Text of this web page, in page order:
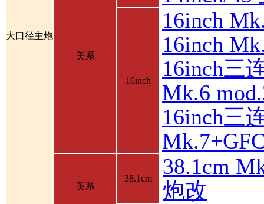
大口径主炮
美系
16inch
16inch
16inch
16inch三
Mk.6
16inch三
英系
38.1cm
38.1cm
炮改